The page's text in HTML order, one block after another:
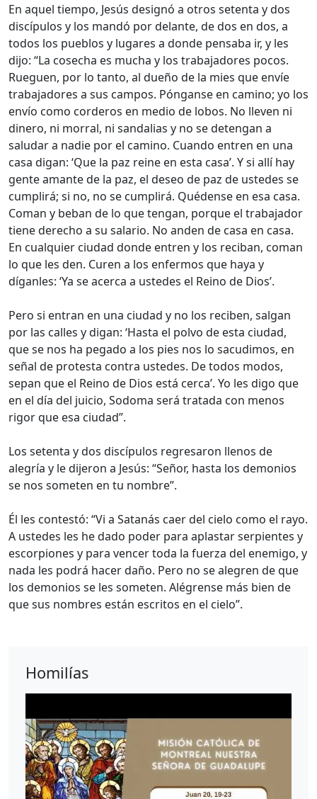
En aquel tiempo, Jesús designó a otros setenta y dos
discípulos y los mandó por delante, de dos en dos, a
todos los pueblos y lugares a donde pensaba ir, y les
dijo: “La cosecha es mucha y los trabajadores pocos.
Rueguen, por lo tanto, al dueño de la mies que envíe
trabajadores a sus campos. Pónganse en camino; yo los
envío como corderos en medio de lobos. No lleven ni
dinero, ni morral, ni sandalias y no se detengan a
saludar a nadie por el camino. Cuando entren en una
casa digan: ‘Que la paz reine en esta casa’. Y si allí hay
gente amante de la paz, el deseo de paz de ustedes se
cumplirá; si no, no se cumplirá. Quédense en esa casa.
Coman y beban de lo que tengan, porque el trabajador
tiene derecho a su salario. No anden de casa en casa.
En cualquier ciudad donde entren y los reciban, coman
lo que les den. Curen a los enfermos que haya y
díganles: ‘Ya se acerca a ustedes el Reino de Dios’.
Pero si entran en una ciudad y no los reciben, salgan
por las calles y digan: ‘Hasta el polvo de esta ciudad,
que se nos ha pegado a los pies nos lo sacudimos, en
señal de protesta contra ustedes. De todos modos,
sepan que el Reino de Dios está cerca’. Yo les digo que
en el día del juicio, Sodoma será tratada con menos
rigor que esa ciudad”.
Los setenta y dos discípulos regresaron llenos de
alegría y le dijeron a Jesús: “Señor, hasta los demonios
se nos someten en tu nombre”.
Él les contestó: “Vi a Satanás caer del cielo como el rayo.
A ustedes les he dado poder para aplastar serpientes y
escorpiones y para vencer toda la fuerza del enemigo, y
nada les podrá hacer daño. Pero no se alegren de que
los demonios se les someten. Alégrense más bien de
que sus nombres están escritos en el cielo”.
Homilías